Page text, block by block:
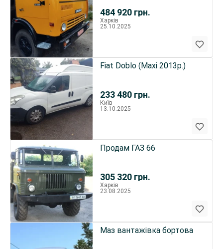
484 920 грн.
Харків
25.10.2025
233 480 грн.
Fiat Doblo (Maxi 2013р.)
Київ
13.10.2025
305 320 грн.
Продам ГАЗ 66
Харків
23.08.2025
Маз вантажівка бортова